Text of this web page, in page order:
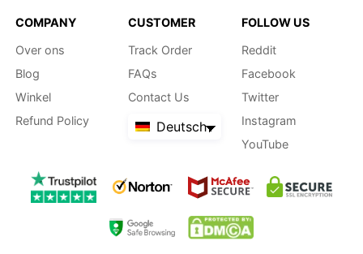
COMPANY
Over ons
Blog
Winkel
Refund Policy
CUSTOMER
Track Order
FAQs
Contact Us
Deutsch
FOLLOW US
Reddit
Facebook
Twitter
Instagram
YouTube